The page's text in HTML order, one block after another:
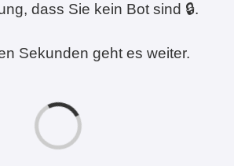
dass Sie kein Bot sind 🔒.
Sekunden geht es weiter.